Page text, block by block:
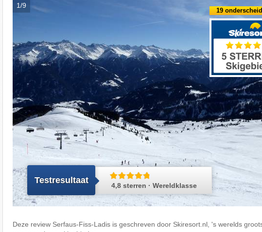
1/9
Testresultaat
4,8 sterren · Wereldklasse
19
Deze review Serfaus-Fiss-Ladis is geschreven door Skiresort.nl, 's werelds